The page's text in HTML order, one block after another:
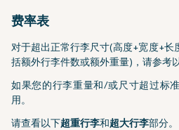
费率表
对于超出正常行李尺寸(高度+宽度+长
括额外行李件数或额外重量)，请参考
如果您的行李重量和/或尺寸超过标
用。
请查看以下超重行李和超大行李部分。